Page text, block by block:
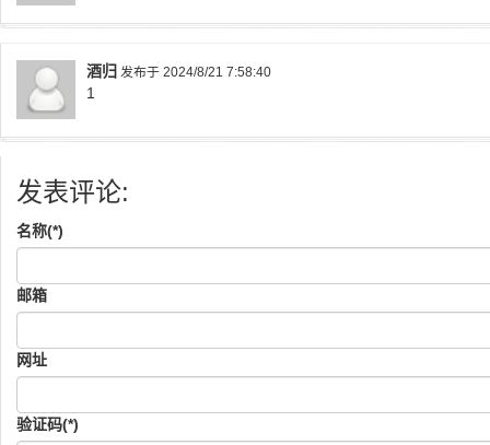
酒归 发布于 2024/8/21 7:58:40
1
发表评论:
名称(*)
邮箱
网址
验证码(*)